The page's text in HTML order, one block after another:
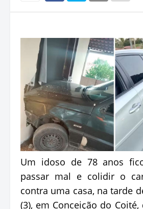
Um idoso de 78 anos
passar mal e colidir o
contra uma casa, na tarde
(3), em Conceição do